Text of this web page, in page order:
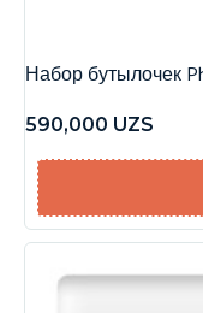
Набор бутылочек
590,000 UZS